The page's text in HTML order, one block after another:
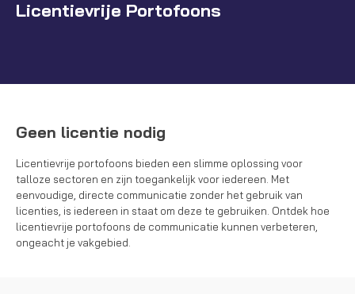
Licentievrije Portofoons
Geen licentie nodig
Licentievrije portofoons bieden een slimme oplossing voor
talloze sectoren en zijn toegankelijk voor iedereen. Met
eenvoudige, directe communicatie zonder het gebruik van
licenties, is iedereen in staat om deze te gebruiken. Ontdek hoe
licentievrije portofoons de communicatie kunnen verbeteren,
ongeacht je vakgebied.